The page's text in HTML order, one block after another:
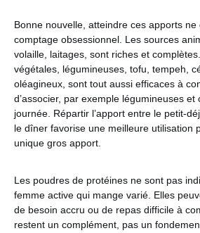
Bonne nouvelle, atteindre ces apports
comptage obsessionnel. Les sources
volaille, laitages, sont riches et
végétales, légumineuses, tofu, tempeh,
oléagineux, sont tout aussi efficaces à
d’associer, par exemple légumineuses et
journée. Répartir l’apport entre le petit-
le dîner favorise une meilleure utilisation
unique gros apport.
Les poudres de protéines ne sont pas
femme active qui mange varié. Elles
de besoin accru ou de repas difficile à
restent un complément, pas un